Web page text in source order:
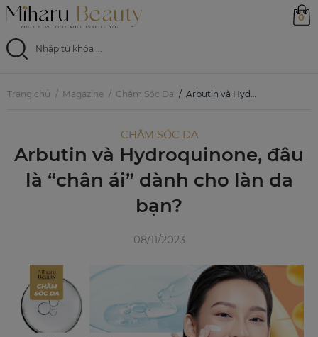
0
Trang chủ
Sản phẩm
Ưu đãi
Magazine
Feed
0799 33 86 88
Trang chủ Magazine Chăm Sóc Da Arbutin và Hydroquinone, đâu là “chân ái” dành cho làn da bạn?
CHĂM SÓC DA
Arbutin và Hydroquinone, đâu
là “chân ái” dành cho làn da
bạn?
08/11/2023